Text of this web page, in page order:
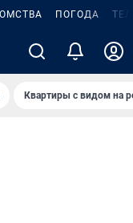
ПОГОДА
Квартиры с видом на